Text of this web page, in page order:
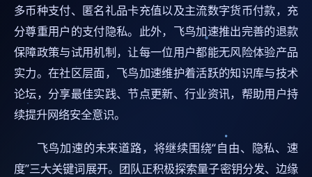
多币种支付、匿名礼品卡充值以及主流数字货币付款，充
分尊重用户的支付隐私。此外，飞鸟加速推出完善的退款
保障政策与试用机制，让每一位用户都能无风险体验产品
实力。在社区层面，飞鸟加速维护着活跃的知识库与技术
论坛，分享最佳实践、节点更新、行业资讯，帮助用户持
续提升网络安全意识。
飞鸟加速的未来道路，将继续围绕“自由、隐私、速
度”三大关键词展开。团队正积极探索量子密钥分发、边缘